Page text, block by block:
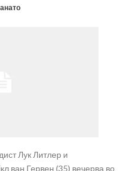
Лук Литлер и
ван Гервен (35) вечерва во